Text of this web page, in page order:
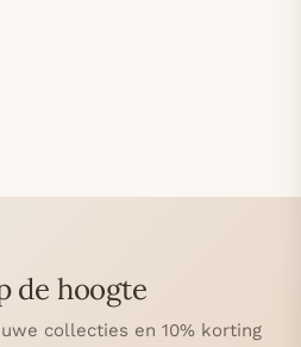
de hoogte
collecties en 10% korting